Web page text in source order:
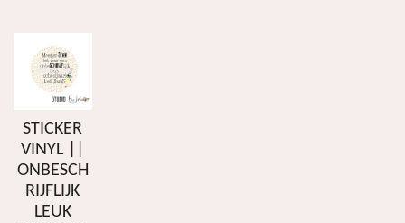
STICKER
VINYL ||
ONBESCH
RIJFLIJK
LEUK